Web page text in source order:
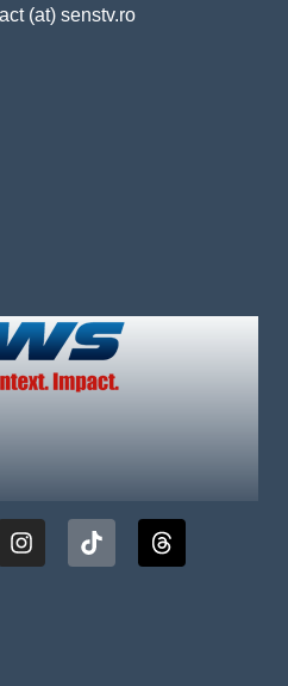
(at) senstv.ro